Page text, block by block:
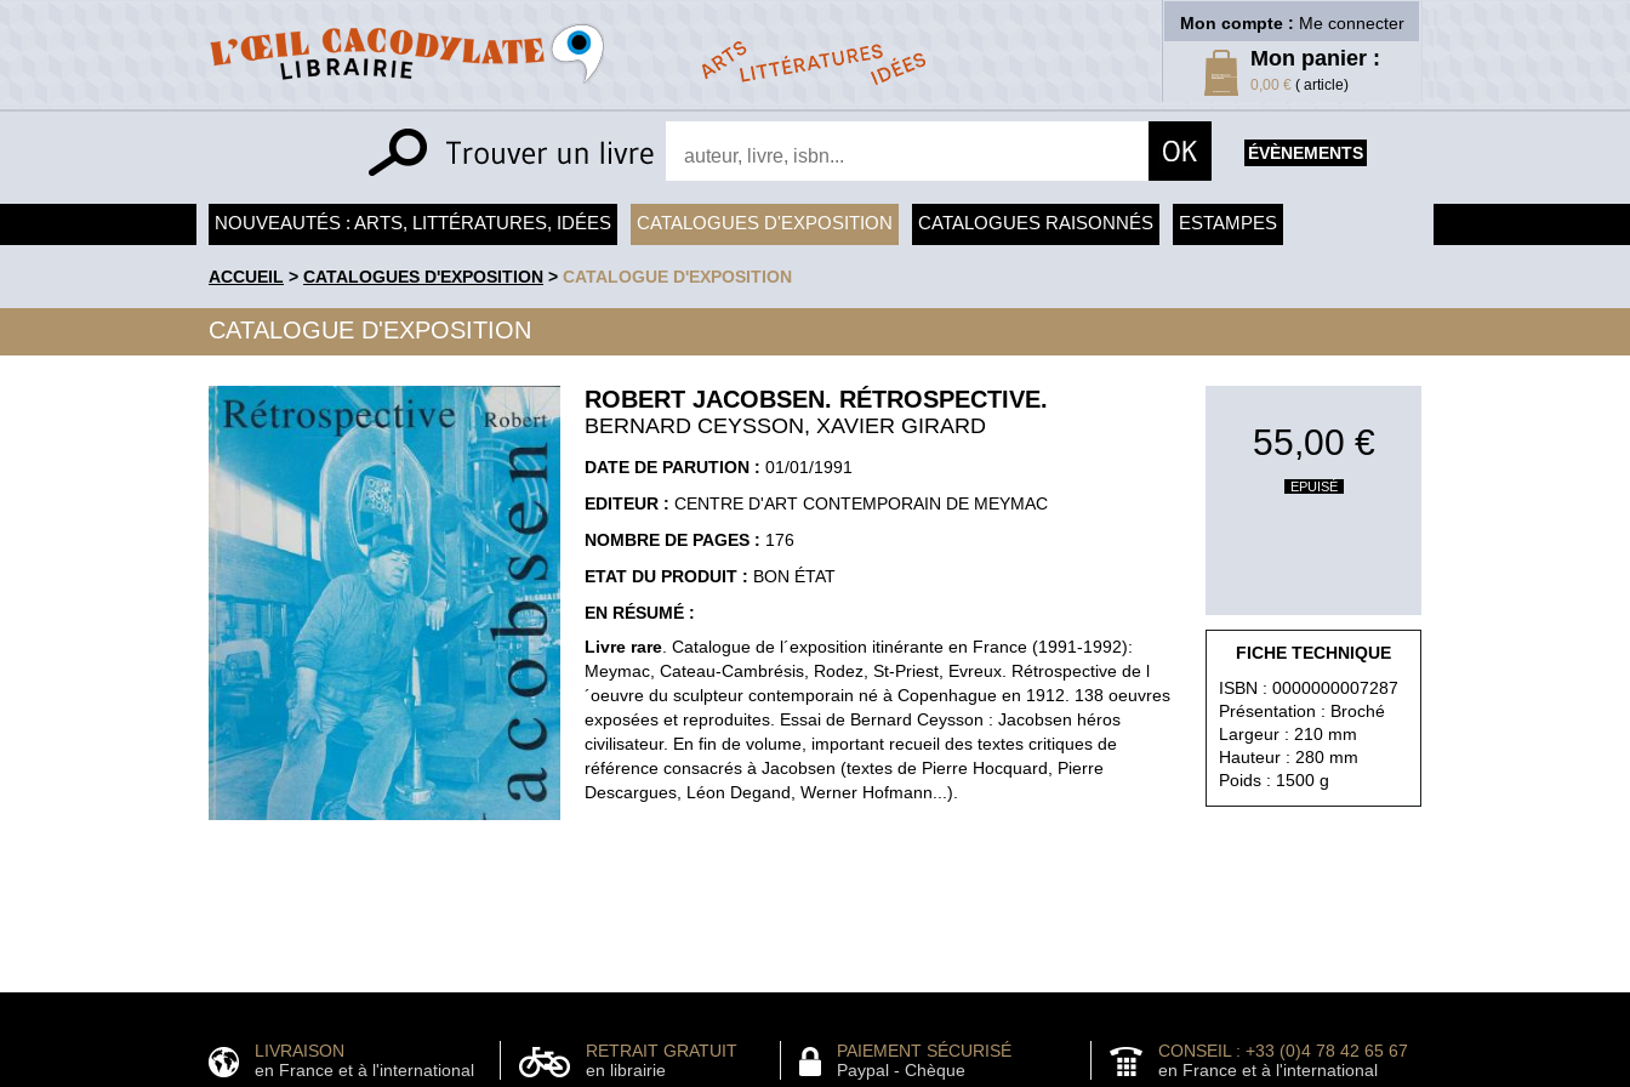
Mon compte : Me connecter
Mon panier :
0,00 € ( article)
ÉVÈNEMENTS
NOUVEAUTÉS : ARTS, LITTÉRATURES, IDÉES CATALOGUES D'EXPOSITION CATALOGUES RAISONNÉS ESTAMPES
ACCUEIL > CATALOGUES D'EXPOSITION > CATALOGUE D'EXPOSITION
CATALOGUE D'EXPOSITION
ROBERT JACOBSEN. RÉTROSPECTIVE.
BERNARD CEYSSON, XAVIER GIRARD
DATE DE PARUTION : 01/01/1991
EDITEUR : CENTRE D'ART CONTEMPORAIN DE MEYMAC
NOMBRE DE PAGES : 176
ETAT DU PRODUIT : BON ÉTAT
EN RÉSUMÉ :
Livre rare . Catalogue de l´exposition itinérante en France (1991-1992):
Meymac, Cateau-Cambrésis, Rodez, St-Priest, Evreux. Rétrospective de l
´oeuvre du sculpteur contemporain né à Copenhague en 1912. 138 oeuvres
exposées et reproduites. Essai de Bernard Ceysson : Jacobsen héros
civilisateur. En fin de volume, important recueil des textes critiques de
référence consacrés à Jacobsen (textes de Pierre Hocquard, Pierre
Descargues, Léon Degand, Werner Hofmann...).
55,00 €
EPUISÉ
FICHE TECHNIQUE
ISBN : 0000000007287
Présentation : Broché
Largeur : 210 mm
Hauteur : 280 mm
Poids : 1500 g
LIVRAISON
en France et à l'international
RETRAIT GRATUIT
en librairie
PAIEMENT SÉCURISÉ
Paypal - Chèque
CONSEIL : +33 (0)4 78 42 65 67
en France et à l'international